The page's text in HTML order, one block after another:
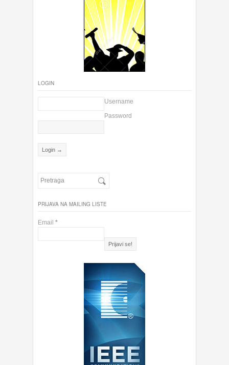
LOGIN
Username
Password
PRIJAVA NA MAILING LISTE
Email *